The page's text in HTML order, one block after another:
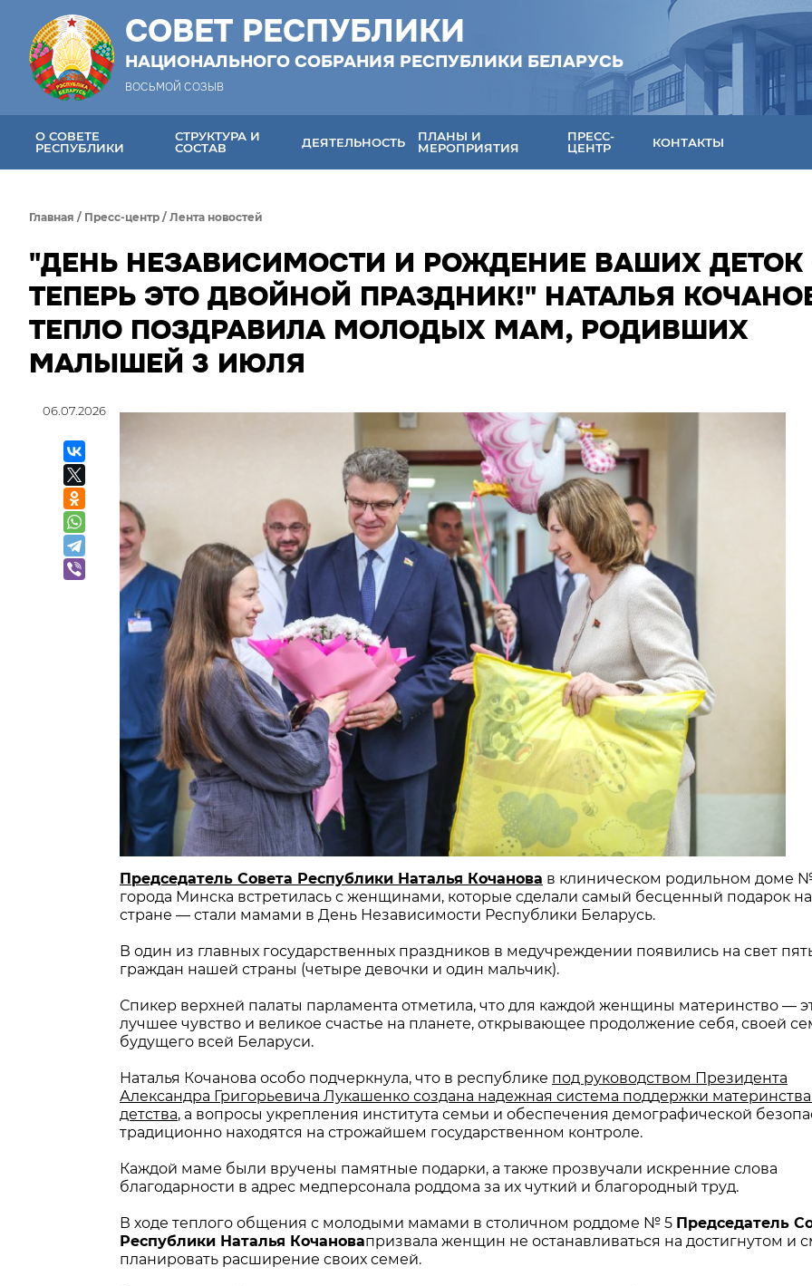
СОВЕТ РЕСПУБЛИКИ
НАЦИОНАЛЬНОГО СОБРАНИЯ РЕСПУБЛИКИ БЕЛАРУСЬ
ВОСЬМОЙ СОЗЫВ
О СОВЕТЕ
РЕСПУБЛИКИ
СТРУКТУРА И
СОСТАВ
ДЕЯТЕЛЬНОСТЬ
ПЛАНЫ И
МЕРОПРИЯТИЯ
ПРЕСС-
ЦЕНТР
КОНТАКТЫ
Главная / Пресс-центр / Лента новостей
"ДЕНЬ НЕЗАВИСИМОСТИ И РОЖДЕНИЕ ВАШИХ ДЕТОК
ТЕПЕРЬ ЭТО ДВОЙНОЙ ПРАЗДНИК!" НАТАЛЬЯ
ТЕПЛО ПОЗДРАВИЛА МОЛОДЫХ МАМ, РОДИВШИХ
МАЛЫШЕЙ 3 ИЮЛЯ
06.07.2026
Председатель Совета Республики Наталья Кочанова в клиническом родильном доме
города Минска встретилась с женщинами, которые сделали самый бесценный подарок
стране — стали мамами в День Независимости Республики Беларусь.
В один из главных государственных праздников в медучреждении появились на свет
граждан нашей страны (четыре девочки и один мальчик).
Спикер верхней палаты парламента отметила, что для каждой женщины материнство —
лучшее чувство и великое счастье на планете, открывающее продолжение себя, своей
будущего всей Беларуси.
Наталья Кочанова особо подчеркнула, что в республике под руководством Президента
Александра Григорьевича Лукашенко создана надежная система поддержки
детства, а вопросы укрепления института семьи и обеспечения демографической
традиционно находятся на строжайшем государственном контроле.
Каждой маме были вручены памятные подарки, а также прозвучали искренние слова
благодарности в адрес медперсонала роддома за их чуткий и благородный труд.
В ходе теплого общения с молодыми мамами в столичном роддоме № 5 Председатель
Республики Наталья Кочановапризвала женщин не останавливаться на достигнутом и
планировать расширение своих семей.